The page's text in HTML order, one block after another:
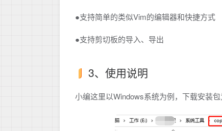
●支持简单的类似Vim的编辑器和快捷方式
●支持剪切板的导入、导出
3、使用说明
小编这里以Windows系统为例，下载安装